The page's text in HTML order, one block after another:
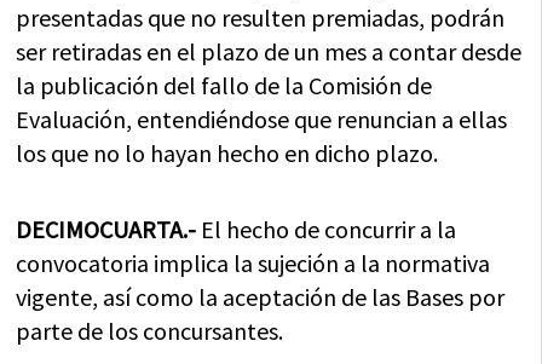
presentadas que no resulten premiadas, podrán
ser retiradas en el plazo de un mes a contar desde
la publicación del fallo de la Comisión de
Evaluación, entendiéndose que renuncian a ellas
los que no lo hayan hecho en dicho plazo.
DECIMOCUARTA.- El hecho de concurrir a la
convocatoria implica la sujeción a la normativa
vigente, así como la aceptación de las Bases por
parte de los concursantes.